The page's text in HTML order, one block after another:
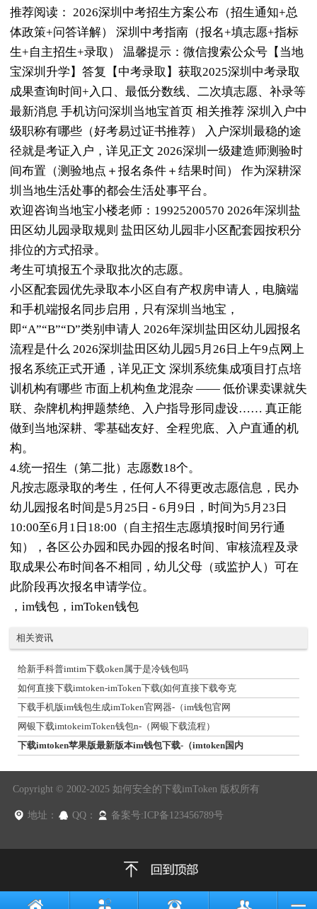
推荐阅读： 2026深圳中考招生方案公布（招生通知+总
体政策+问答详解） 深圳中考指南（报名+填志愿+指标
生+自主招生+录取） 温馨提示：微信搜索公众号【当地
宝深圳升学】答复【中考录取】获取2025深圳中考录取
成果查询时间+入口、最低分数线、二次填志愿、补录等
最新消息 手机访问深圳当地宝首页 相关推荐 深圳入户中
级职称有哪些（好考易过证书推荐） 入户深圳最稳的途
径就是考证入户，详见正文 2026深圳一级建造师测验时
间布置（测验地点＋报名条件＋结果时间） 作为深耕深
圳当地生活处事的都会生活处事平台。
欢迎咨询当地宝小楼老师：19925200570 2026年深圳盐
田区幼儿园录取规则 盐田区幼儿园非小区配套园按积分
排位的方式招录。
考生可填报五个录取批次的志愿。
小区配套园优先录取本小区自有产权房申请人，电脑端
和手机端报名同步启用，只有深圳当地宝，
即“A”“B”“D”类别申请人 2026年深圳盐田区幼儿园报名
流程是什么 2026深圳盐田区幼儿园5月26日上午9点网上
报名系统正式开通，详见正文 深圳系统集成项目打点培
训机构有哪些 市面上机构鱼龙混杂 —— 低价课卖课就失
联、杂牌机构押题禁绝、入户指导形同虚设…… 真正能
做到当地深耕、零基础友好、全程兜底、入户直通的机
构。
4.统一招生（第二批）志愿数18个。
凡按志愿录取的考生，任何人不得更改志愿信息，民办
幼儿园报名时间是5月25日 - 6月9日，时间为5月23日
10:00至6月1日18:00（自主招生志愿填报时间另行通
知），各区公办园和民办园的报名时间、审核流程及录
取成果公布时间各不相同，幼儿父母（或监护人）可在
此阶段再次报名申请学位。
，im钱包，imToken钱包
相关资讯
给新手科普imtim下载oken属于是冷钱包吗
如何直接下载imtoken-imToken下载(如何直接下载夸克
下载手机版im钱包生成imToken官网器-（im钱包官网
网银下载imtokeimToken钱包n-（网银下载流程）
下载imtoken苹果版最新版本im钱包下载-（imtoken国内
Copyright © 2002-2025 如何安全的下载imToken 版权所有
地址： QQ： 备案号:ICP备123456789号